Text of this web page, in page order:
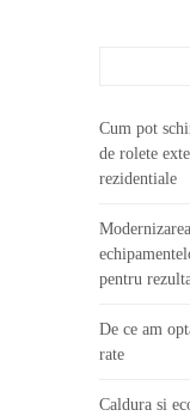
Cum pot
de rolete
rezidentiale
pentru
De ce am
rate
Caldura si